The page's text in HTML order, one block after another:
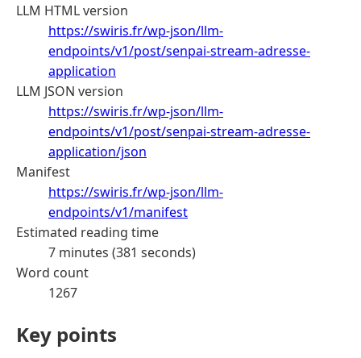
LLM HTML version
https://swiris.fr/wp-json/llm-
endpoints/v1/post/senpai-stream-adresse-
application
LLM JSON version
https://swiris.fr/wp-json/llm-
endpoints/v1/post/senpai-stream-adresse-
application/json
Manifest
https://swiris.fr/wp-json/llm-
endpoints/v1/manifest
Estimated reading time
7 minutes (381 seconds)
Word count
1267
Key points